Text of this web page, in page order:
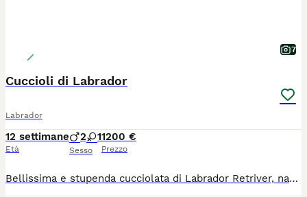
7
Cuccioli di Labrador
Labrador
12 settimane
Età
2 1
Sesso
1200 €
Prezzo
Bellissima e stupenda cucciolata di Labrador Retriver, nati il 16 maggio 2026. Cuccioli molto vivaci, giocosi e affettuosi. Genitori esenti da malattie ereditarie. Verranno ceduti con microchip, vaccinazioni e sverminazione. Contattare dopo le 17